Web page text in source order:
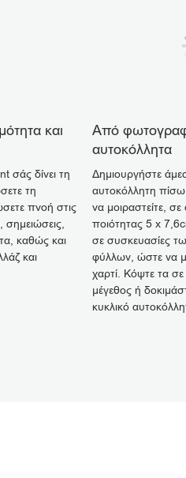
και
σάς δίνει τη
τη
πνοή στις
σημειώσεις,
καθώς και
και
Από
αυτοκόλλητα
Δημιουργήστε
αυτοκόλλητη
να μοιραστείτε,
ποιότητας 5 x
σε συσκευασίες
φύλλων, ώστε να
χαρτί. Κόψτε τα
μέγεθος ή
κυκλικό